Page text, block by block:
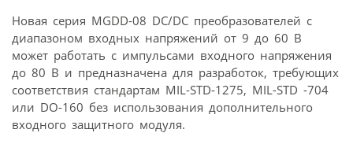
Новая серия MGDD-08 DC/DC преобразователей с
диапазоном входных напряжений от 9 до 60 В
может работать с импульсами входного напряжения
до 80 В и предназначена для разработок, требующих
соответствия стандартам MIL-STD-1275, MIL-STD -704
или DO-160 без использования дополнительного
входного защитного модуля.